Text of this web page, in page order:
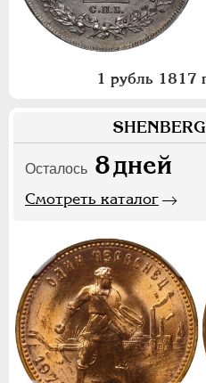
1 рубль 1817
Осталось 8дней
Смотреть каталог